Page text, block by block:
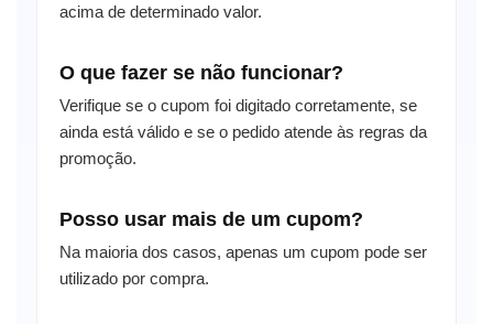
acima de determinado valor.
O que fazer se não funcionar?
Verifique se o cupom foi digitado corretamente, se
ainda está válido e se o pedido atende às regras da
promoção.
Posso usar mais de um cupom?
Na maioria dos casos, apenas um cupom pode ser
utilizado por compra.